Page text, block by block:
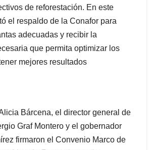
de reforestación. En este
el respaldo de la Conafor para
adecuadas y recibir la
que permita optimizar los
mejores resultados
Bárcena, el director general de
Graf Montero y el gobernador
firmaron el Convenio Marco de